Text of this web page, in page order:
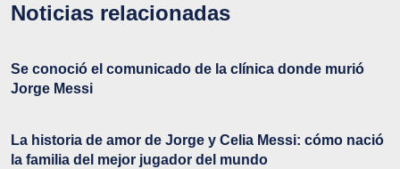
Noticias relacionadas
Se conoció el comunicado de la clínica donde murió
Jorge Messi
La historia de amor de Jorge y Celia Messi: cómo nació
la familia del mejor jugador del mundo